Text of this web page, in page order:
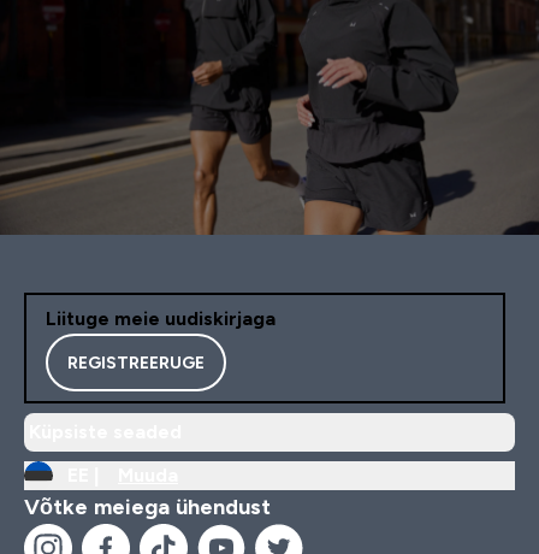
Liituge meie uudiskirjaga
REGISTREERUGE
Võtke meiega ühendust